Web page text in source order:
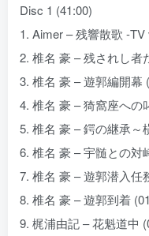
Disc 1 (41:00)
1. Aimer – 残響散歌 -TV
2. 椎名 豪 – 残されし者
3. 椎名 豪 – 遊郭編開幕
4. 椎名 豪 – 猗窩座への
5. 椎名 豪 – 鍔の継承～
6. 椎名 豪 – 宇髄との対
7. 椎名 豪 – 遊郭潜入任
8. 椎名 豪 – 遊郭到着
9. 梶浦由記 – 花魁道中